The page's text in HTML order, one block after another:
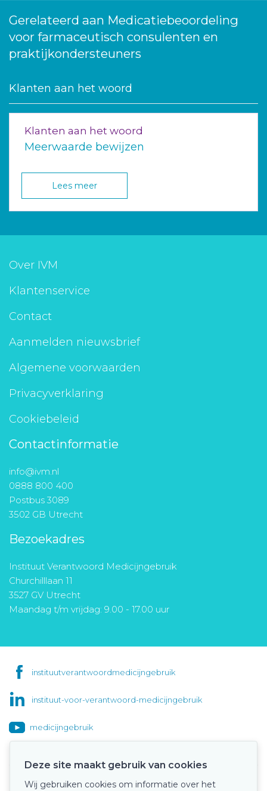
Gerelateerd aan Medicatiebeoordeling
voor farmaceutisch consulenten en
praktijkondersteuners
Klanten aan het woord
Klanten aan het woord
Meerwaarde bewijzen
Lees meer
Over IVM
Klantenservice
Contact
Aanmelden nieuwsbrief
Algemene voorwaarden
Privacyverklaring
Cookiebeleid
Contactinformatie
info@ivm.nl
0888 800 400
Postbus 3089
3502 GB Utrecht
Bezoekadres
Instituut Verantwoord Medicijngebruik
Churchilllaan 11
3527 GV Utrecht
Maandag t/m vrijdag: 9.00 - 17.00 uur
instituutverantwoordmedicijngebruik
instituut-voor-verantwoord-medicijngebruik
medicijngebruik
Onze keurmerken
Deze site maakt gebruik van cookies
Wij gebruiken cookies om informatie over het